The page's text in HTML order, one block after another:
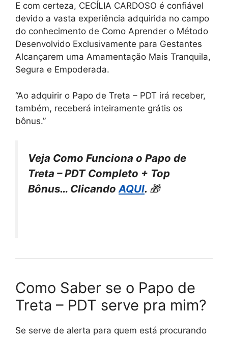
E com certeza, CECÍLIA CARDOSO é confiável
devido a vasta experiência adquirida no campo
do conhecimento de Como Aprender o Método
Desenvolvido Exclusivamente para Gestantes
Alcançarem uma Amamentação Mais Tranquila,
Segura e Empoderada.
“Ao adquirir o Papo de Treta – PDT irá receber,
também, receberá inteiramente grátis os
bônus.”
Veja Como Funciona o Papo de
Treta – PDT Completo + Top
Bônus… ClicandoAQUI. 🎁
Como Saber se o Papo de
Treta – PDT serve pra mim?
Se serve de alerta para quem está procurando